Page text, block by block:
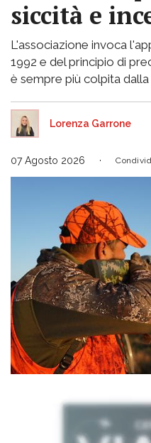
siccità e
L'associazione invoca
1992 e del principio di
è sempre più colpita
Lorenza Garrone
07 Agosto 2026